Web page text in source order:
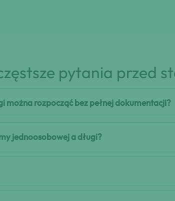
pytania przed
można rozpocząć bez pełnej dokumentacji?
jednoosobowej a długi?